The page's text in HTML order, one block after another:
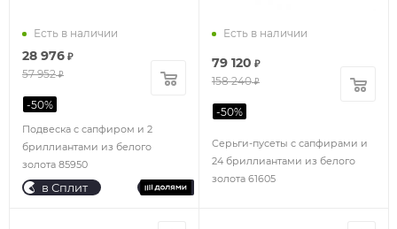
Подвеска с сапфиром и 2
бриллиантами из белого
золота 85950
Есть в наличии
28 976 ₽
57 952₽
-50%
в Сплит
Серьги-пусеты с сапфирами и
24 бриллиантами из белого
золота 61605
Есть в наличии
79 120 ₽
158 240₽
-50%